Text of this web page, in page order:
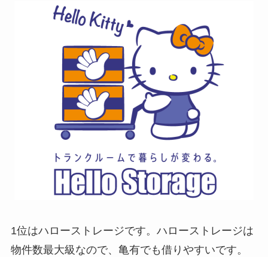
1位はハローストレージです。ハローストレージは
物件数最大級なので、亀有でも借りやすいです。